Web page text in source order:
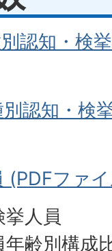
認知・検
認知・検
(PDFファ
人員
齢別構成